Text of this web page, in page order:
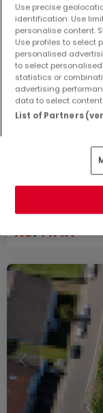
zum
Use precise
identification. Use
personalise content.
Use profiles to select
personalised
to select
statistics or
advertising
data to select content.
List of Partners